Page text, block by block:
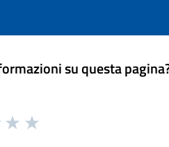
su questa